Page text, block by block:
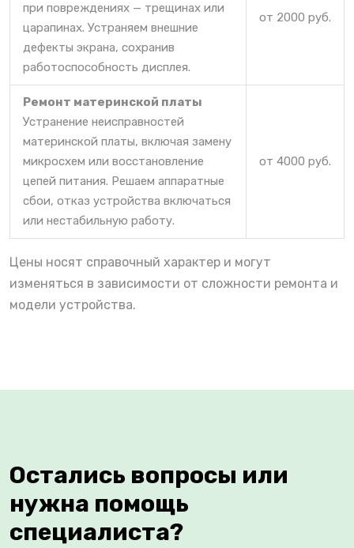
при повреждениях — трещинах или
царапинах. Устраняем внешние
дефекты экрана, сохранив
работоспособность дисплея.
от 2000 руб.
Ремонт материнской платы
Устранение неисправностей
материнской платы, включая замену
микросхем или восстановление
цепей питания. Решаем аппаратные
сбои, отказ устройства включаться
или нестабильную работу.
от 4000 руб.
Цены носят справочный характер и могут
изменяться в зависимости от сложности ремонта и
модели устройства.
Остались вопросы или
нужна помощь
специалиста?